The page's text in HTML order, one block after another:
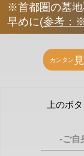
※首都圏の墓地
早めに(参考：
上のボ
-ご自